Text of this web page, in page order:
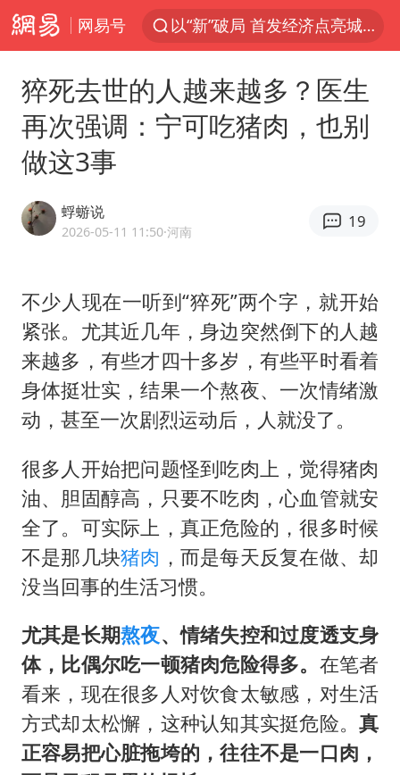
网易号
以“新”破局 首发经济点亮城市消费活力
台风白海豚进入48小时警戒线
台风白海豚影响中国已成定局
佛得角门将亮相智利俱乐部主场
多地要求领导干部带头休假
U17国足1分钟轰2球
今年已有4位周星驰电影配角去世
哪吒汽车南宁工厂设备降价20%拍卖
五粮液渠道价一箱上涨近百元
80后女柜员逆袭成4200亿银行副行长
女子利用漏洞0元薅走3000多件家电
24小时不关空调 电费会更低吗
奋进开新局 实干挑大梁
猝死去世的人越来越多？医生
再次强调：宁可吃猪肉，也别
做这3事
蜉蝣说
2026-05-11 11:50·河南
19
不少人现在一听到“猝死”两个字，就开始
紧张。尤其近几年，身边突然倒下的人越
来越多，有些才四十多岁，有些平时看着
身体挺壮实，结果一个熬夜、一次情绪激
动，甚至一次剧烈运动后，人就没了。
很多人开始把问题怪到吃肉上，觉得猪肉
油、胆固醇高，只要不吃肉，心血管就安
全了。可实际上，真正危险的，很多时候
不是那几块猪肉 ，而是每天反复在做、却
没当回事的生活习惯。
尤其是长期熬夜、情绪失控和过度透支身
体，比偶尔吃一顿猪肉危险得多。 在笔者
看来，现在很多人对饮食太敏感，对生活
方式却太松懈，这种认知其实挺危险。真
正容易把心脏拖垮的，往往不是一口肉，